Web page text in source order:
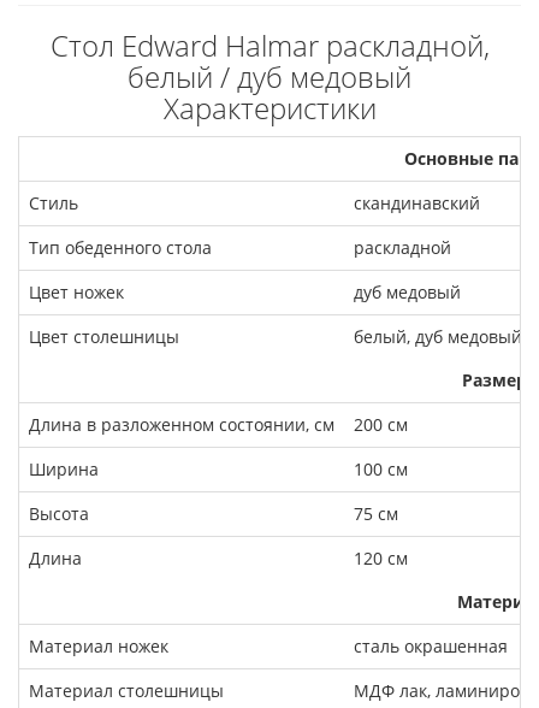
Стол Edward Halmar раскладной,
белый / дуб медовый
Характеристики
Основные
Стиль
скандинавский
Тип обеденного стола
раскладной
Цвет ножек
дуб медовый
Цвет столешницы
белый, дуб медовый
Длина в разложенном состоянии, см
200 см
Ширина
100 см
Высота
75 см
Длина
120 см
Материал ножек
сталь окрашенная
Материал столешницы
МДФ лак,